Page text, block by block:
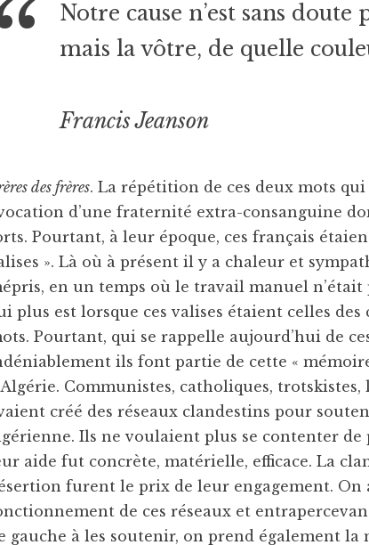
Notre cause n’est sans doute
mais la vôtre, de quelle
Francis Jeanson
des frères. La répétition de ces deux mots
d’une fraternité extra-consanguine
Pourtant, à leur époque, ces français
». Là où à présent il y a chaleur et
en un temps où le travail manuel n’était
plus est lorsque ces valises étaient celles
Pourtant, qui se rappelle aujourd’hui de
ils font partie de cette «
Communistes, catholiques,
créé des réseaux clandestins pour
Ils ne voulaient plus se contenter de
aide fut concrète, matérielle, efficace. La
furent le prix de leur engagement. On
de ces réseaux et
gauche à les soutenir, on prend également la